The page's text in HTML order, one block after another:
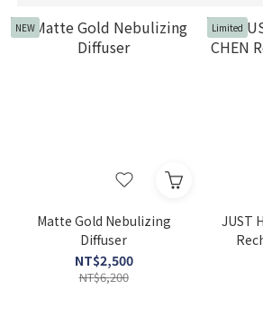
NEW
Matte Gold Nebulizing
Diffuser
NT$2,500
NT$6,200
Limited
JUST